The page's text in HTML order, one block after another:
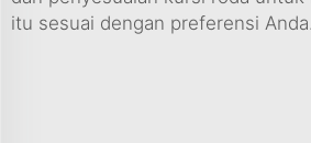
itu sesuai dengan preferensi Anda.